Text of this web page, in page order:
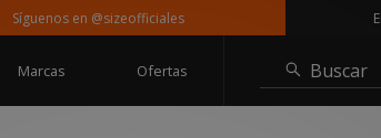
Síguenos en @sizeofficiales
Marcas Ofertas Buscar